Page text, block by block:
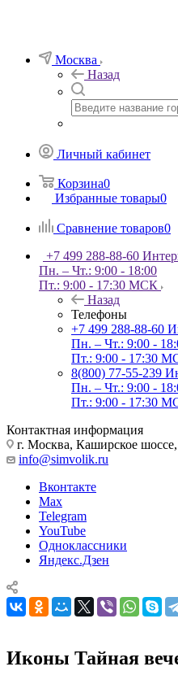
Москва
Назад
Личный кабинет
Корзина0
Избранные товары0
Сравнение товаров0
+7 499 288-88-60
Пн. – Чт.: 9:00 - 18:00
Пт.: 9:00 - 17:30 МСК
Назад
Телефоны
+7 499 288-88-60
Пн. – Чт.: 9:00 -
Пт.: 9:00 - 17:30
8(800) 77-55-239
Пн. – Чт.: 9:00 -
Пт.: 9:00 - 17:30
Контактная информация
г. Москва, Каширское
info@simvolik.ru
Вконтакте
Max
Telegram
YouTube
Одноклассники
Яндекс.Дзен
Иконы Тайная